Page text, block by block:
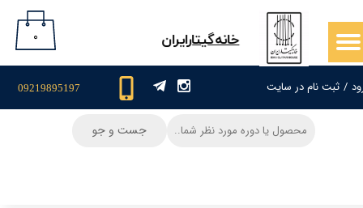
/ ثبت نام در سایت
حساب کاربری من
سفارشات
09219895197
​خانه‌گیتار‌ایران ۰
جست و جو